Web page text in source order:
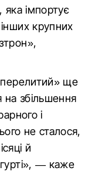
яка імпортує
крупних
ще
на збільшення
і
не сталося,
й
— каже